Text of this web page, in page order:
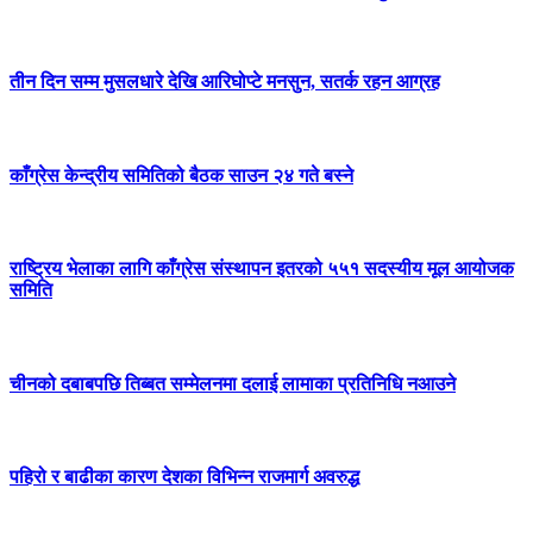
तीन दिन सम्म मुसलधारे देखि आरिघोप्टे मनसुन, सतर्क रहन आग्रह
काँग्रेस केन्द्रीय समितिको बैठक साउन २४ गते बस्ने
राष्ट्रिय भेलाका लागि काँग्रेस संस्थापन इतरको ५५१ सदस्यीय मूल आयोजक
समिति
चीनको दबाबपछि तिब्बत सम्मेलनमा दलाई लामाका प्रतिनिधि नआउने
पहिरो र बाढीका कारण देशका विभिन्न राजमार्ग अवरुद्ध